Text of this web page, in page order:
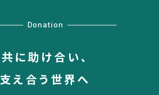
Donation
共に助け合い、
支え合う世界へ